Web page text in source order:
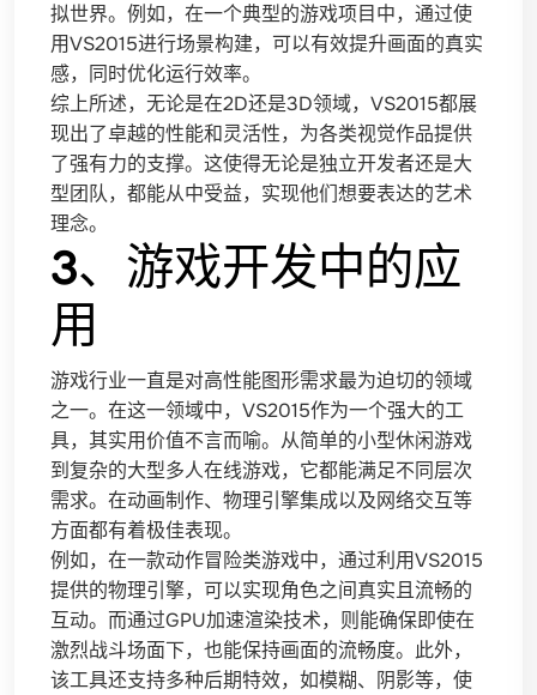
拟世界。例如，在一个典型的游戏项目中，通过使
用VS2015进行场景构建，可以有效提升画面的真实
感，同时优化运行效率。
综上所述，无论是在2D还是3D领域，VS2015都展
现出了卓越的性能和灵活性，为各类视觉作品提供
了强有力的支撑。这使得无论是独立开发者还是大
型团队，都能从中受益，实现他们想要表达的艺术
理念。
3、游戏开发中的应
用
游戏行业一直是对高性能图形需求最为迫切的领域
之一。在这一领域中，VS2015作为一个强大的工
具，其实用价值不言而喻。从简单的小型休闲游戏
到复杂的大型多人在线游戏，它都能满足不同层次
需求。在动画制作、物理引擎集成以及网络交互等
方面都有着极佳表现。
例如，在一款动作冒险类游戏中，通过利用VS2015
提供的物理引擎，可以实现角色之间真实且流畅的
互动。而通过GPU加速渲染技术，则能确保即使在
激烈战斗场面下，也能保持画面的流畅度。此外，
该工具还支持多种后期特效，如模糊、阴影等，使